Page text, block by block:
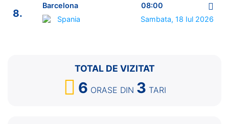
8.
Barcelona
08:00
Spania
Sambata, 18 Iul 2026
TOTAL DE VIZITAT
6 ORASE DIN 3 TARI